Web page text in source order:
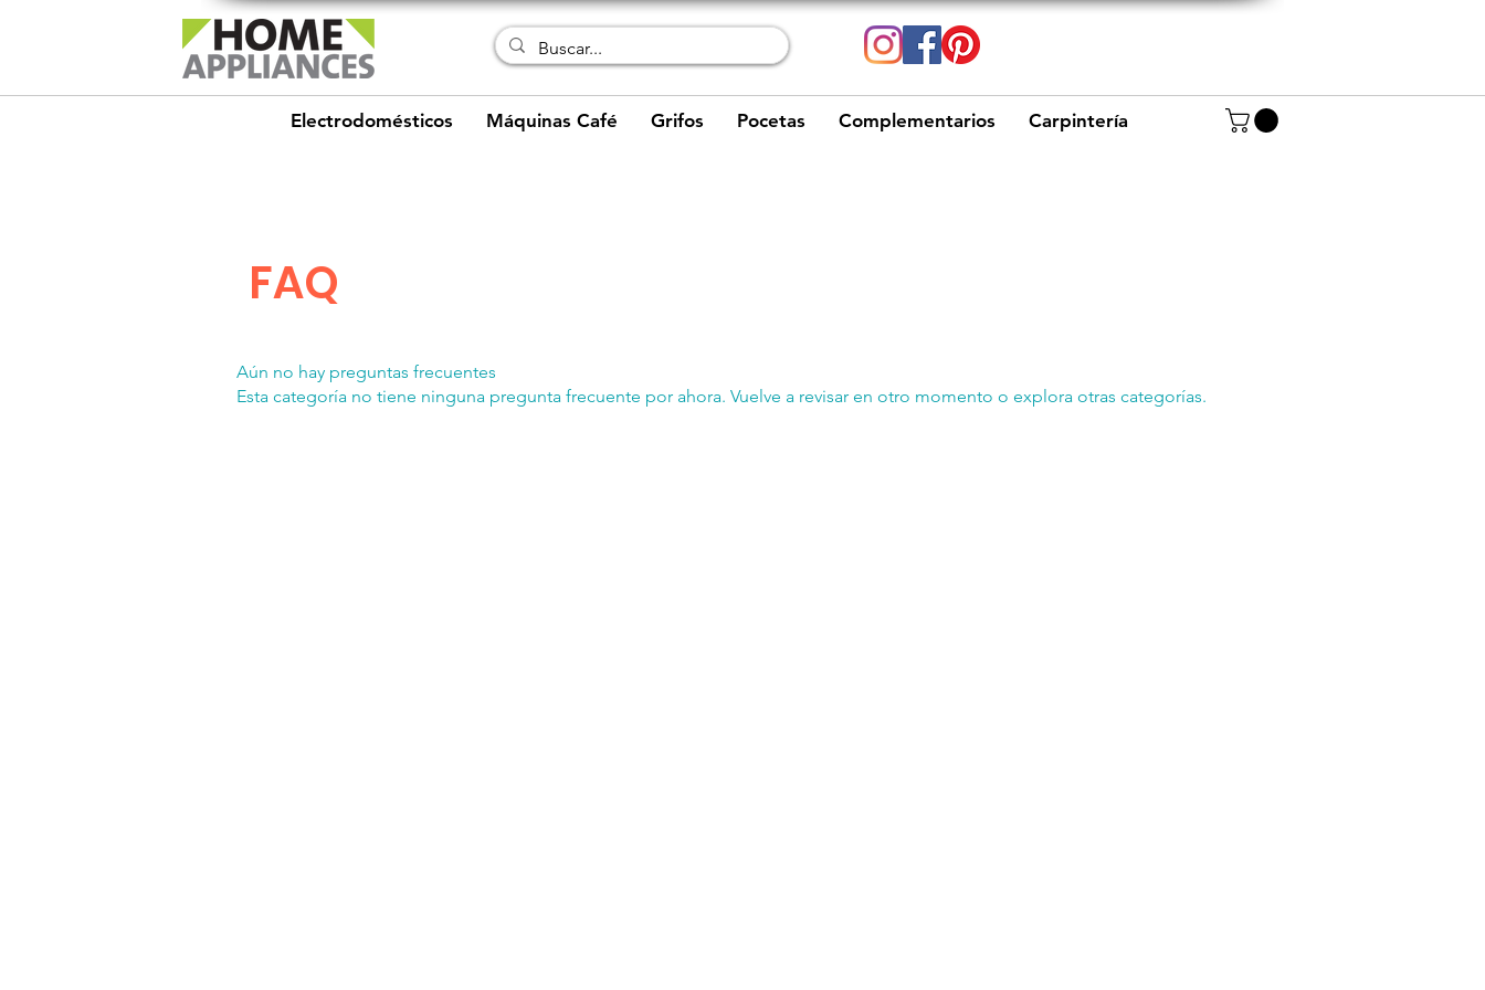
Electrodomésticos Máquinas Café Grifos Pocetas Complementarios Carpintería
FAQ
Aún no hay preguntas frecuentes
Esta categoría no tiene ninguna pregunta frecuente por ahora. Vuelve a revisar en otro momento o explora otras categorías.